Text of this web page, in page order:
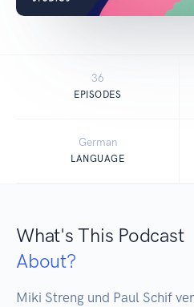
36
EPISODES
German
LANGUAGE
What's This Podcast
About?
Miki Streng und Paul Schif